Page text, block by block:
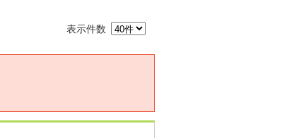
表示件数